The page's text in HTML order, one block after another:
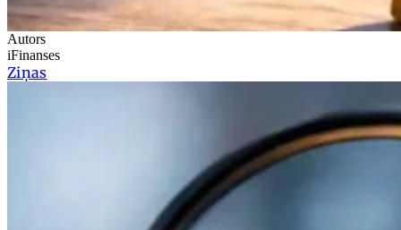
Autors
iFinanses
Ziņas